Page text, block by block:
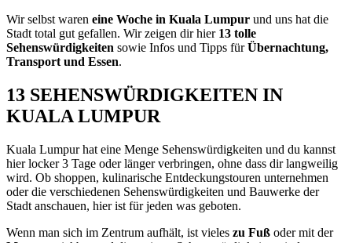
Wir selbst waren eine Woche in Kuala Lumpur und uns hat die
Stadt total gut gefallen. Wir zeigen dir hier 13 tolle
Sehenswürdigkeiten sowie Infos und Tipps fürÜbernachtung,
Transport und Essen.
13 SEHENSWÜRDIGKEITEN IN
KUALA LUMPUR
Kuala Lumpur hat eine Menge Sehenswürdigkeiten und du kannst
hier locker 3 Tage oder länger verbringen, ohne dass dir langweilig
wird. Ob shoppen, kulinarische Entdeckungstouren unternehmen
oder die verschiedenen Sehenswürdigkeiten und Bauwerke der
Stadt anschauen, hier ist für jeden was geboten.
Wenn man sich im Zentrum aufhält, ist vieles zu Fuß oder mit der